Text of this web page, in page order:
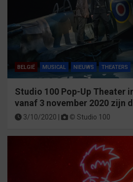
BELGIË MUSICAL NIEUWS THEATERS
Studio 100 Pop-Up Theater
vanaf 3 november 2020 zijn
3/10/2020 | © Studio 100